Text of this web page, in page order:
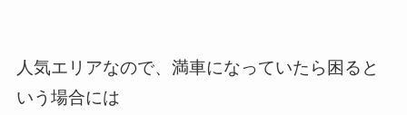
人気エリアなので、満車になっていたら困ると
いう場合には